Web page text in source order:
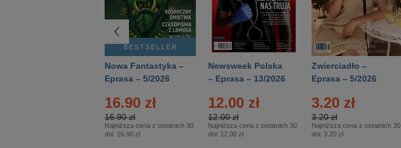
BESTSELLER
Nowa Fantastyka –
Eprasa – 5/2026
16.90 zł
16.90 zł
Najniższa cena z ostatnich 30
dni: 16.90 zł
Newsweek Polska
– Eprasa – 13/2026
12.00 zł
12.00 zł
Najniższa cena z ostatnich 30
dni: 12.00 zł
Zwierciadło –
Eprasa – 5/2026
3.20 zł
3.20 zł
Najniższa cena z ostatnich 30
dni: 3.20 zł